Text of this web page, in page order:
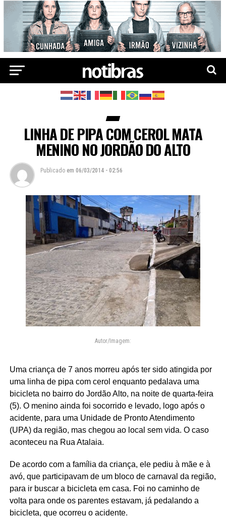
LINHA DE PIPA COM CEROL MATA
MENINO NO JORDÃO DO ALTO
Publicado em 06/03/2014 - 02:56
Autor/Imagem:
Uma criança de 7 anos morreu após ter sido atingida por
uma linha de pipa com cerol enquanto pedalava uma
bicicleta no bairro do Jordão Alto, na noite de quarta-feira
(5). O menino ainda foi socorrido e levado, logo após o
acidente, para uma Unidade de Pronto Atendimento
(UPA) da região, mas chegou ao local sem vida. O caso
aconteceu na Rua Atalaia.
De acordo com a família da criança, ele pediu à mãe e à
avó, que participavam de um bloco de carnaval da região,
para ir buscar a bicicleta em casa. Foi no caminho de
volta para onde os parentes estavam, já pedalando a
bicicleta, que ocorreu o acidente.